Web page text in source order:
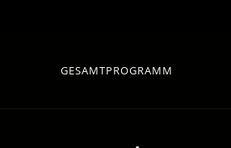
GESAMTPROGRAMM